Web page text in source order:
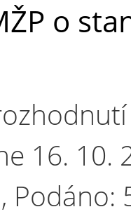
o
16. 10.
Podáno: